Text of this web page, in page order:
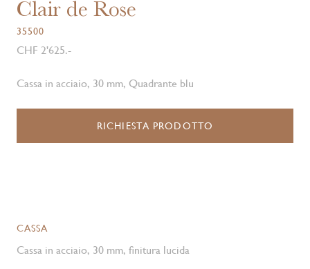
Clair de Rose
35500
CHF 2'625.-
Cassa in acciaio, 30 mm, Quadrante blu
RICHIESTA PRODOTTO
CASSA
Cassa in acciaio, 30 mm, finitura lucida